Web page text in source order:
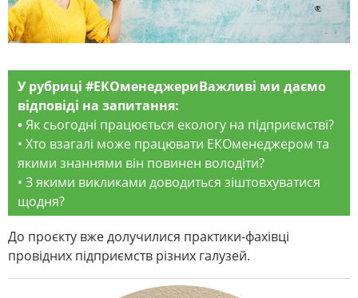
У рубриці #ЕКОменеджериВажливі ми даємо
відповіді на запитання:
•Як сьогодні працюється екологу на підприємстві?
• Хто взагалі може працювати ЕКОменеджером та
якими знаннями він повинен володіти?
• З якими викликами доводиться зіштовхуватися
щодня?
До проєкту вже долучилися практики-фахівці
провідних підприємств різних галузей.